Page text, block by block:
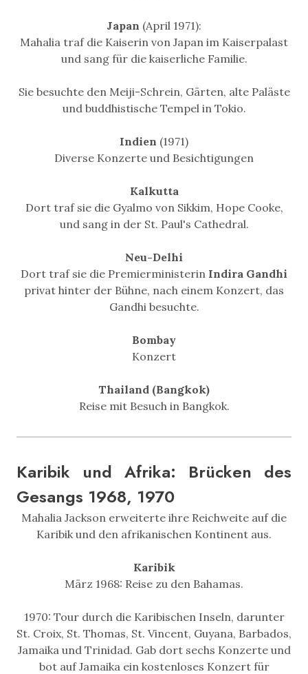
Japan (April 1971):
Mahalia traf die Kaiserin von Japan im Kaiserpalast
und sang für die kaiserliche Familie.
Sie besuchte den Meiji-Schrein, Gärten, alte Paläste
und buddhistische Tempel in Tokio.
Indien (1971)
Diverse Konzerte und Besichtigungen
Kalkutta
Dort traf sie die Gyalmo von Sikkim, Hope Cooke,
und sang in der St. Paul's Cathedral.
Neu-Delhi
Dort traf sie die Premierministerin Indira Gandhi
privat hinter der Bühne, nach einem Konzert, das
Gandhi besuchte.
Bombay
Konzert
Thailand (Bangkok)
Reise mit Besuch in Bangkok.
Karibik und Afrika: Brücken des
Gesangs 1968, 1970
Mahalia Jackson erweiterte ihre Reichweite auf die
Karibik und den afrikanischen Kontinent aus.
Karibik
März 1968: Reise zu den Bahamas.
1970: Tour durch die Karibischen Inseln, darunter
St. Croix, St. Thomas, St. Vincent, Guyana, Barbados,
Jamaika und Trinidad. Gab dort sechs Konzerte und
bot auf Jamaika ein kostenloses Konzert für